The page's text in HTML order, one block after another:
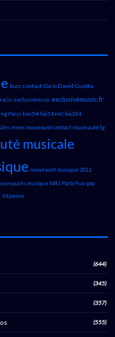
buzz contact Dario David Guetta
exclu exclusivemusic exclusivemusic.fr
Parys loic54 loic54.net loicb54
news nouveauté contact nouveauté fg
musicale
nouveauté musique 2012
musique NRJ Party Fun pop
Vitamine
(644)
(345)
(357)
(555)